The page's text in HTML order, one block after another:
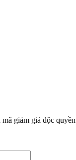
giảm giá độc